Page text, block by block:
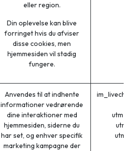
eller region.
Din oplevelse kan blive
forringet hvis du afviser
disse cookies, men
hjemmesiden vil stadig
fungere.
Anvendes til at indhente
informationer vedrørende
dine interaktioner med
hjemmesiden, siderne du
har set, og enhver specifik
marketing kampagne der